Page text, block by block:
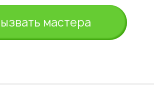
мастера